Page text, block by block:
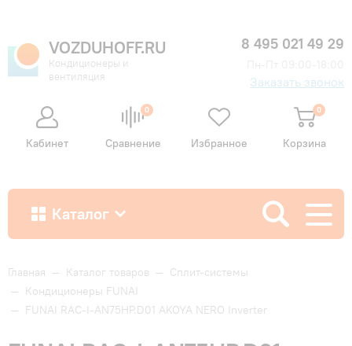
VOZDUHOFF.RU
Кондиционеры и
вентиляция
8 495 021 49 29
Заказать звонок
Кабинет
0
Сравнение Избранное
0
Корзина
Каталог
Как купить
Доставка и оплата
Главная — Каталог товаров — Сплит-системы
— Кондиционеры FUNAI
— FUNAI RAC-I-AN75HP.D01 AKOYA NERO Inverter